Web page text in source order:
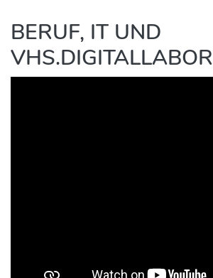
BERUF, IT UND
VHS.DIGITALLABOR